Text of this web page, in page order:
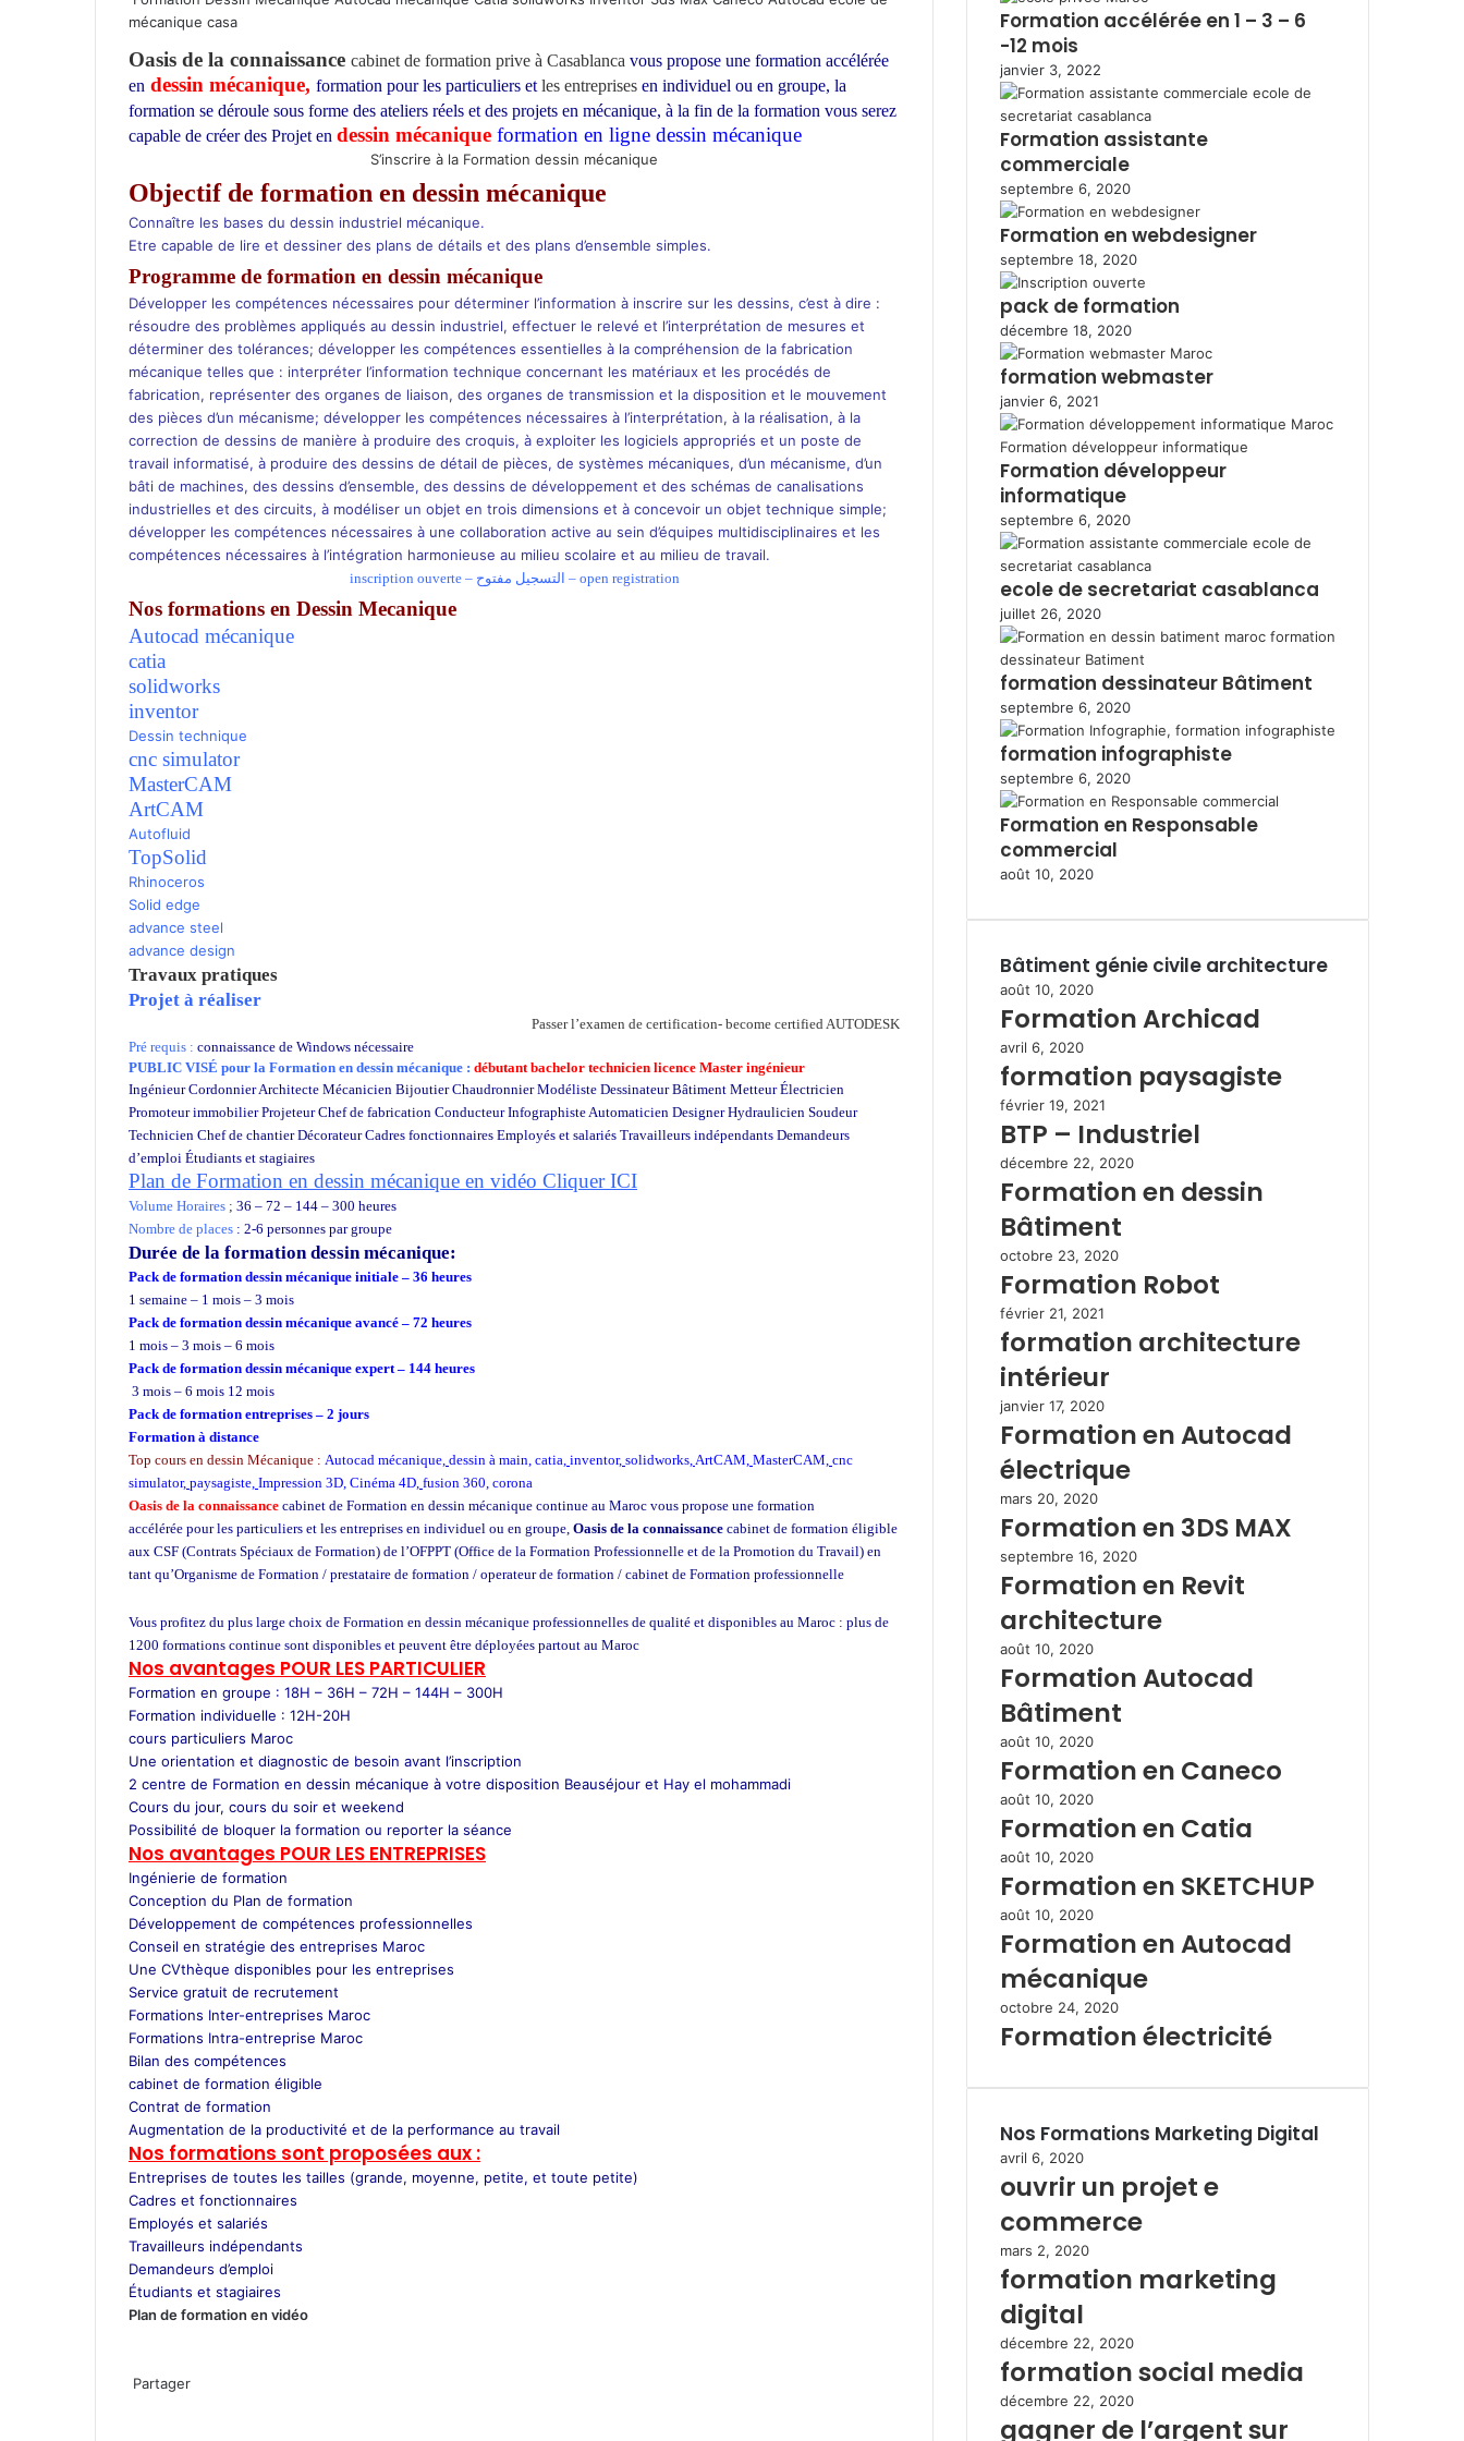
mécanique casa
Oasis de la connaissance cabinet de formation prive à Casablanca vous propose une formation accélérée
en dessin mécanique, formation pour les particuliers et les entreprises en individuel ou en groupe, la
formation se déroule sous forme des ateliers réels et des projets en mécanique, à la fin de la formation vous serez
capable de créer des Projet en dessin mécanique formation en ligne dessin mécanique
S’inscrire à la Formation dessin mécanique
Objectif de formation en dessin mécanique
Connaître les bases du dessin industriel mécanique.
Etre capable de lire et dessiner des plans de détails et des plans d’ensemble simples.
Programme de formation en dessin mécanique
Développer les compétences nécessaires pour déterminer l’information à inscrire sur les dessins, c’est à dire :
résoudre des problèmes appliqués au dessin industriel, effectuer le relevé et l’interprétation de mesures et
déterminer des tolérances; développer les compétences essentielles à la compréhension de la fabrication
mécanique telles que : interpréter l’information technique concernant les matériaux et les procédés de
fabrication, représenter des organes de liaison, des organes de transmission et la disposition et le mouvement
des pièces d’un mécanisme; développer les compétences nécessaires à l’interprétation, à la réalisation, à la
correction de dessins de manière à produire des croquis, à exploiter les logiciels appropriés et un poste de
travail informatisé, à produire des dessins de détail de pièces, de systèmes mécaniques, d’un mécanisme, d’un
bâti de machines, des dessins d’ensemble, des dessins de développement et des schémas de canalisations
industrielles et des circuits, à modéliser un objet en trois dimensions et à concevoir un objet technique simple;
développer les compétences nécessaires à une collaboration active au sein d’équipes multidisciplinaires et les
compétences nécessaires à l’intégration harmonieuse au milieu scolaire et au milieu de travail.
inscription ouverte – التسجيل مفتوح – open registration
Nos formations en Dessin Mecanique
Autocad mécanique
catia
solidworks
inventor
Dessin technique
cnc simulator
MasterCAM
ArtCAM
Autofluid
TopSolid
Rhinoceros
Solid edge
advance steel
advance design
Travaux pratiques
Projet à réaliser
Passer l’examen de certification- become certified AUTODESK
Pré requis : connaissance de Windows nécessaire
PUBLIC VISÉ pour la Formation en dessin mécanique : débutant bachelor technicien licence Master ingénieur
Ingénieur Cordonnier Architecte Mécanicien Bijoutier Chaudronnier Modéliste Dessinateur Bâtiment Metteur Électricien
Promoteur immobilier Projeteur Chef de fabrication Conducteur Infographiste Automaticien Designer Hydraulicien Soudeur
Technicien Chef de chantier Décorateur Cadres fonctionnaires Employés et salariés Travailleurs indépendants Demandeurs
d’emploi Étudiants et stagiaires
Plan de Formation en dessin mécanique en vidéo Cliquer ICI
Volume Horaires ; 36 – 72 – 144 – 300 heures
Nombre de places : 2-6 personnes par groupe
Durée de la formationdessin mécanique:
Pack de formation dessin mécanique initiale – 36 heures
1 semaine – 1 mois – 3 mois
Pack de formation dessin mécanique avancé – 72 heures
1 mois – 3 mois – 6 mois
Pack de formation dessin mécanique expert – 144 heures
3 mois – 6 mois 12 mois
Pack de formation entreprises – 2 jours
Formation à distance
Top cours en dessin Mécanique : Autocad mécanique, dessin à main, catia, inventor, solidworks,ArtCAM, MasterCAM, cnc
simulator, paysagiste, Impression 3D, Cinéma 4D, fusion 360, corona
Oasis de la connaissance cabinet de Formation en dessin mécanique continue au Maroc vous propose une formation
accélérée pour les particuliers et les entreprises en individuel ou en groupe, Oasis de la connaissance cabinet de formation éligible
aux CSF (Contrats Spéciaux de Formation) de l’OFPPT (Office de la Formation Professionnelle et de la Promotion du Travail) en
tant qu’Organisme de Formation / prestataire de formation / operateur de formation / cabinet de Formation professionnelle
Vous profitez du plus large choix de Formation en dessin mécanique professionnelles de qualité et disponibles au Maroc : plus de
1200 formations continue sont disponibles et peuvent être déployées partout au Maroc
Nos avantages POUR LES PARTICULIER
Formation en groupe : 18H – 36H – 72H – 144H – 300H
Formation individuelle : 12H-20H
cours particuliers Maroc
Une orientation et diagnostic de besoin avant l’inscription
2 centre de Formation en dessin mécanique à votre disposition Beauséjour et Hay el mohammadi
Cours du jour, cours du soir et weekend
Possibilité de bloquer la formation ou reporter la séance
Nos avantages POUR LES ENTREPRISES
Ingénierie de formation
Conception du Plan de formation
Développement de compétences professionnelles
Conseil en stratégie des entreprises Maroc
Une CVthèque disponibles pour les entreprises
Service gratuit de recrutement
Formations Inter-entreprises Maroc
Formations Intra-entreprise Maroc
Bilan des compétences
cabinet de formation éligible
Contrat de formation
Augmentation de la productivité et de la performance au travail
Nos formations sont proposées aux :
Entreprises de toutes les tailles (grande, moyenne, petite, et toute petite)
Cadres et fonctionnaires
Employés et salariés
Travailleurs indépendants
Demandeurs d’emploi
Étudiants et stagiaires
Plan de formation en vidéo
Partager
Formation accélérée en 1 – 3 – 6
-12 mois
janvier 3, 2022
Formation assistante
commerciale
septembre 6, 2020
Formation en webdesigner
septembre 18, 2020
pack de formation
décembre 18, 2020
formation webmaster
janvier 6, 2021
Formation développeur
informatique
septembre 6, 2020
ecole de secretariat casablanca
juillet 26, 2020
formation dessinateur Bâtiment
septembre 6, 2020
formation infographiste
septembre 6, 2020
Formation en Responsable
commercial
août 10, 2020
Bâtiment génie civile architecture
août 10, 2020
Formation Archicad
avril 6, 2020
formation paysagiste
février 19, 2021
BTP – Industriel
décembre 22, 2020
Formation en dessin
Bâtiment
octobre 23, 2020
Formation Robot
février 21, 2021
formation architecture
intérieur
janvier 17, 2020
Formation en Autocad
électrique
mars 20, 2020
Formation en 3DS MAX
septembre 16, 2020
Formation en Revit
architecture
août 10, 2020
Formation Autocad
Bâtiment
août 10, 2020
Formation en Caneco
août 10, 2020
Formation en Catia
août 10, 2020
Formation en SKETCHUP
août 10, 2020
Formation en Autocad
mécanique
octobre 24, 2020
Formation électricité
Nos Formations Marketing Digital
avril 6, 2020
ouvrir un projet e
commerce
mars 2, 2020
formation marketing
digital
décembre 22, 2020
formation social media
décembre 22, 2020
gagner de l’argent sur